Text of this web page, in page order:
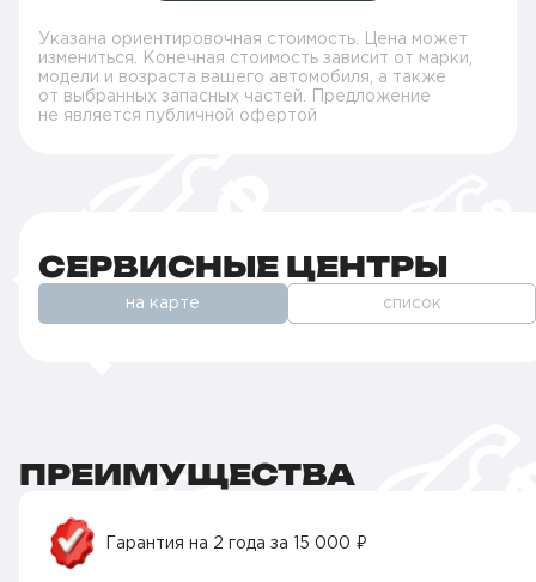
Указана ориентировочная стоимость. Цена может
измениться. Конечная стоимость зависит от марки,
модели и возраста вашего автомобиля, а также
от выбранных запасных частей. Предложение
не является публичной офертой
СЕРВИСНЫЕ ЦЕНТРЫ
на карте список
ПРЕИМУЩЕСТВА
Гарантия на 2 года за 15 000 ₽